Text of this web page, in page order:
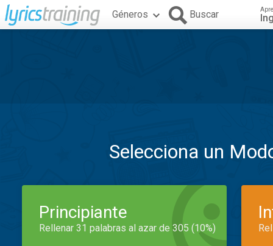
Géneros Buscar
Selecciona un
Principiante
Rellenar 31 palabras al azar de 305 (10%)